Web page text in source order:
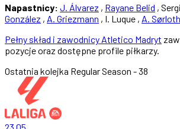
Napastnicy: J. Álvarez , Rayane Belid ,
González , A. Griezmann , I. Luque , A. Sørloth
Pełny skład i zawodnicy Atletico Madryt
pozycje oraz dostępne profile piłkarzy.
Ostatnia kolejka Regular Season - 38